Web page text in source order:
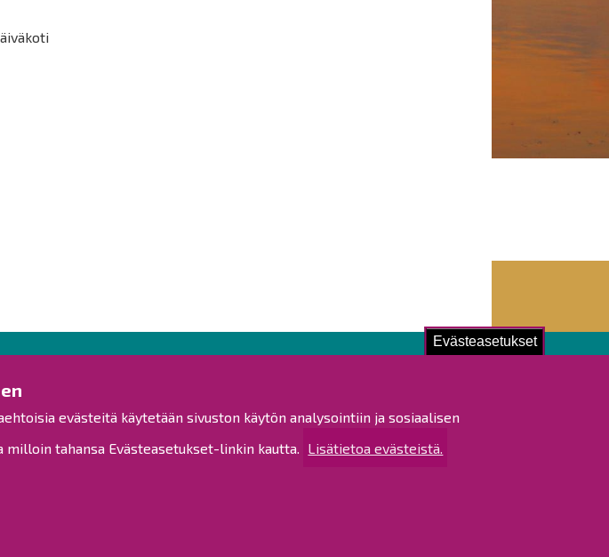
Evästeasetukset
evästeitä käytetään sivuston käytön analysointiin ja sosiaalisen
milloin tahansa Evästeasetukset-linkin kautta.
Lisätietoa evästeistä.
Esityslistat ja pöytäkirjat
Viranhaltijapäätökset